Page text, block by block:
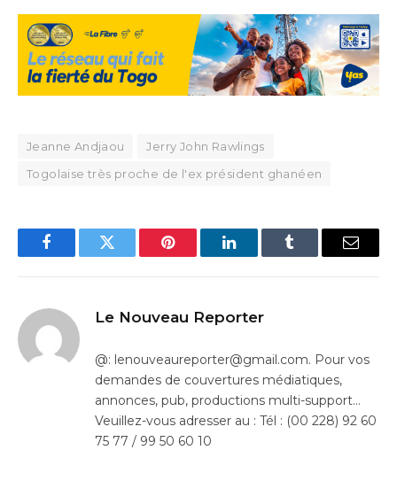
Jeanne Andjaou
Jerry John Rawlings
Togolaise très proche de l'ex président ghanéen
FacebookTwitter Pinterest LinkedInTumblr Email
Le Nouveau Reporter
@: lenouveaureporter@gmail.com. Pour vos
demandes de couvertures médiatiques,
annonces, pub, productions multi-support…
Veuillez-vous adresser au : Tél : (00 228) 92 60
75 77 / 99 50 60 10